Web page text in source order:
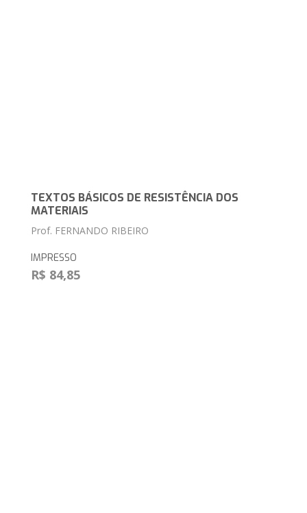
TEXTOS BÁSICOS DE RESISTÊNCIA DOS
MATERIAIS
Prof. FERNANDO RIBEIRO
IMPRESSO
R$ 84,85